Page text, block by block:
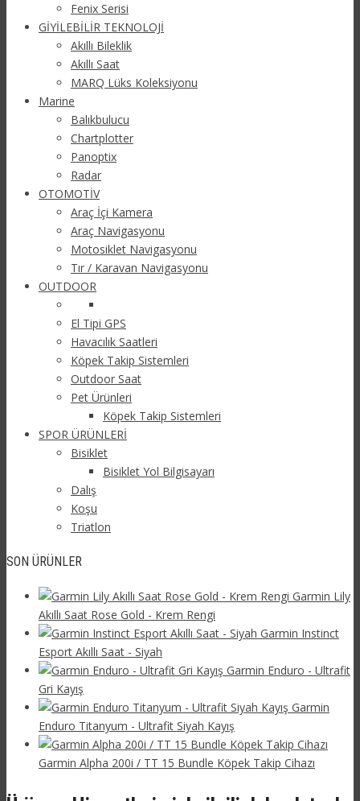
Fenix Serisi
GİYİLEBİLİR TEKNOLOJİ
Akıllı Bileklik
Akıllı Saat
MARQ Lüks Koleksiyonu
Marine
Balıkbulucu
Chartplotter
Panoptix
Radar
OTOMOTİV
Araç İçi Kamera
Araç Navigasyonu
Motosiklet Navigasyonu
Tır / Karavan Navigasyonu
OUTDOOR
El Tipi GPS
Havacılık Saatleri
Köpek Takip Sistemleri
Outdoor Saat
Pet Ürünleri
Köpek Takip Sistemleri
SPOR ÜRÜNLERİ
Bisiklet
Bisiklet Yol Bilgisayarı
Dalış
Koşu
Triatlon
SON ÜRÜNLER
Garmin Lily
Akıllı Saat Rose Gold - Krem Rengi
Garmin Instinct
Esport Akıllı Saat - Siyah
Garmin Enduro - Ultrafit
Gri Kayış
Garmin
Enduro Titanyum - Ultrafit Siyah Kayış
Garmin Alpha 200i / TT 15 Bundle Köpek Takip Cihazı